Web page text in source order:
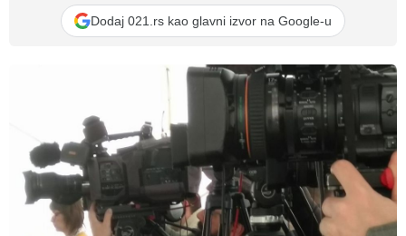
Dodaj 021.rs kao glavni izvor na Google-u